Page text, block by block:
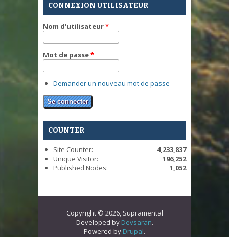
CONNEXION UTILISATEUR
Nom d'utilisateur*
Mot de passe*
Demander un nouveau mot de passe
COUNTER
Site Counter:
4,233,837
Unique Visitor:
196,252
Published Nodes:
1,052
Copyright © 2026, Supramental
Developed by Devsaran.
Powered by Drupal.